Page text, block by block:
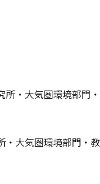
・大気圏環境部門・
・大気圏環境部門・教